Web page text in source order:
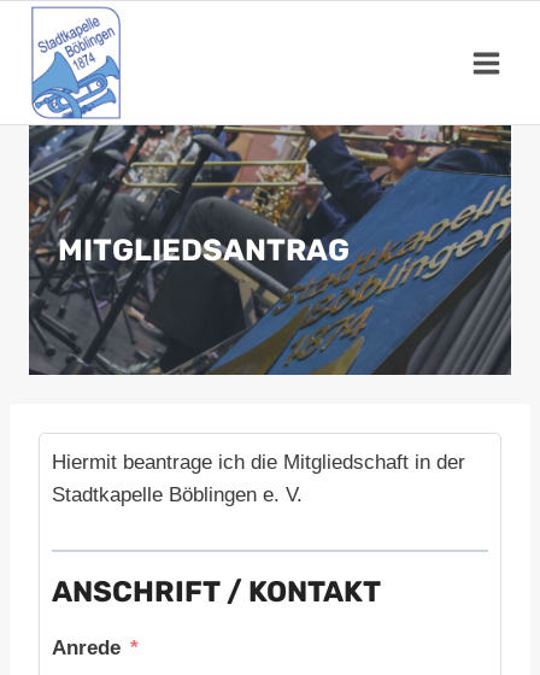
Zum
Inhalt
springen
MITGLIEDSANTRAG
Hiermit beantrage ich die Mitgliedschaft in der
Stadtkapelle Böblingen e. V.
ANSCHRIFT / KONTAKT
Anrede